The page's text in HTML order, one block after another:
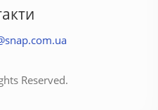
Reserved.